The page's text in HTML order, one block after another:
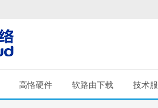
高恪硬件 软路由下载 技术